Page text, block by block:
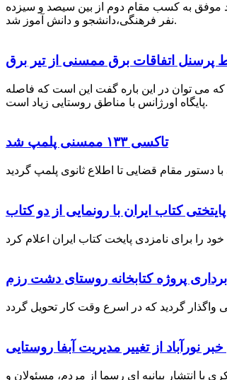
موفق به کسب مقام دوم از بین سیصد و سیزده
نفر فرهنگی،دانشجو و دانش آموز شد.
اتفاقات برق ممسنی از تیر برق
می توان در این باره گفت این است که فاصله
پایگاه اورژانس با مناطق روستایی زیاد است.
تاکسی ۱۳۳ ممسنی پلمپ شد
کتاب ایران با رونمایی از دو کتاب
پروژه کتابخانه روستای دشت رزم
نورآباد از تغییر مدیریت آبفا روستایی
لشکری با انتشار بیانیه ای رسما از مردم، مسئولان و